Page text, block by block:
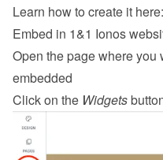
Learn how to create it here:
Embed in 1&1 Ionos
Open the page where you
embedded
Click on the Widgets